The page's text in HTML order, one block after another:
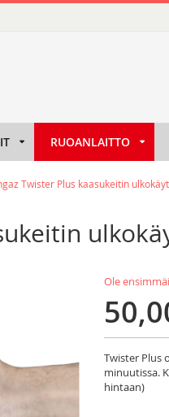
RUOANLAITTO
Twister Plus kaasukeitin
Ole
Twister Plus
minuutissa.
hintaan)